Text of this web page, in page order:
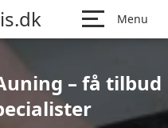
Menu
– få tilbud